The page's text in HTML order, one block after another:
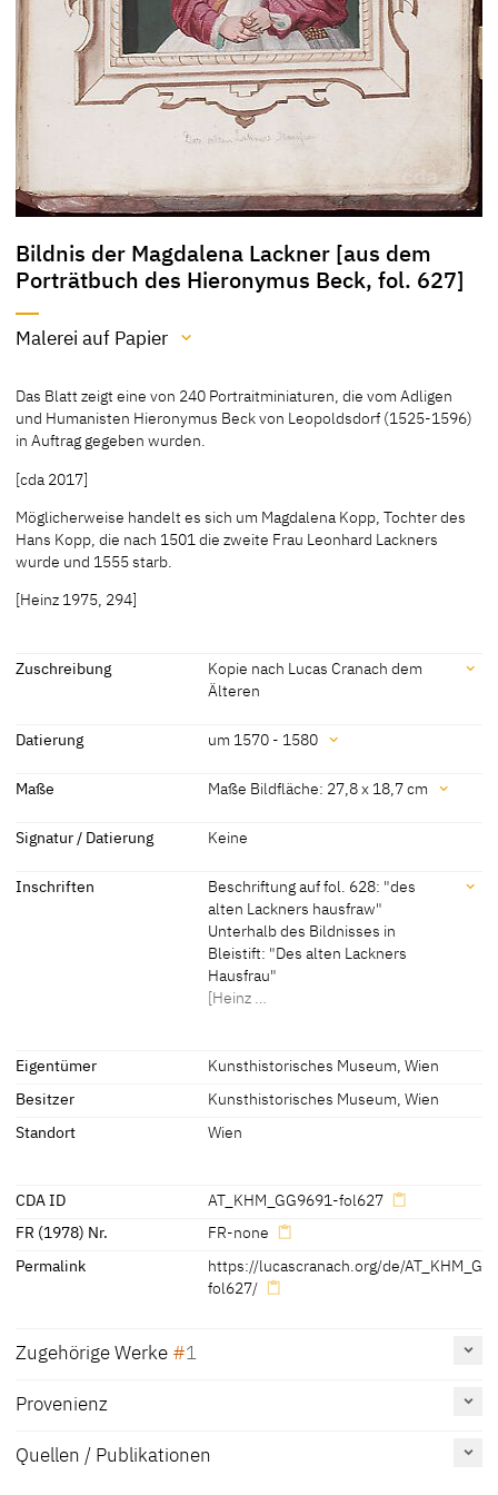
Bildnis der Magdalena Lackner [aus dem
Porträtbuch des Hieronymus Beck, fol. 627]
Malerei auf Papier
Malerei auf Papier
[Heinz 1975, 170]
Das Blatt zeigt eine von 240 Portraitminiaturen, die vom Adligen
und Humanisten Hieronymus Beck von Leopoldsdorf (1525-1596)
in Auftrag gegeben wurden.
[cda 2017]
Möglicherweise handelt es sich um Magdalena Kopp, Tochter des
Hans Kopp, die nach 1501 die zweite Frau Leonhard Lackners
wurde und 1555 starb.
[Heinz 1975, 294]
Zuschreibung
Kopie nach Lucas Cranach dem
Älteren
Zuschreibung
dem Älteren
Datierung um 1570 - 1580
Datierung
Maße Maße Bildfläche: 27,8 x 18,7 cm
Maße
Maße Bildträger: ca. 50 x 35 cm
Signatur / Datierung Keine
Inschriften
Beschriftung auf fol. 628: "des
alten Lackners hausfraw"
Unterhalb des Bildnisses in
Bleistift: "Des alten Lackners
Hausfrau"
[Heinz …
Inschriften:
Beschriftung auf fol. 628: "des alten Lackners hausfraw"
Eigentümer
Kunsthistorisches Museum, Wien
Besitzer
Kunsthistorisches Museum, Wien
Standort
Wien
CDA ID
AT_KHM_GG9691-fol627
FR (1978) Nr.
FR-none
Permalink
https://lucascranach.org/de/
fol627/
Zugehörige Werke 1
Bildnis des Leonhard Lackner [aus dem Porträtbuch des
AT_KHM_GG9691-fol481
Malerei auf Papier
Provenienz
Quellen / Publikationen